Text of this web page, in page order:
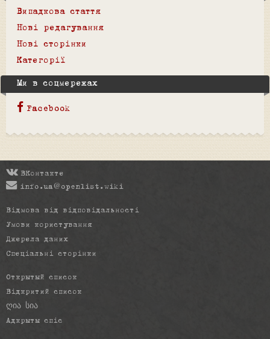
Випадкова стаття
Нові редагування
Нові сторінки
Категорії
Ми в соцмережах
Facebook
ВКонтакте
info.ua@openlist.wiki
Відмова від відповідальності
Умови користування
Джерела даних
Спеціальні сторінки
Открытый список
Відкритий список
ღია სია
Адкрыты спіс